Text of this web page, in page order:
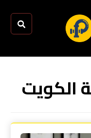
الكويت